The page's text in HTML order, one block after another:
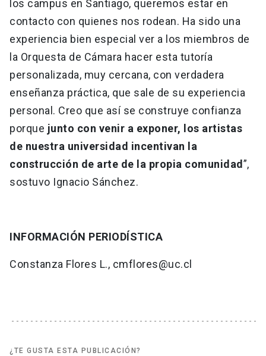
los campus en Santiago, queremos estar en
contacto con quienes nos rodean. Ha sido una
experiencia bien especial ver a los miembros de
la Orquesta de Cámara hacer esta tutoría
personalizada, muy cercana, con verdadera
enseñanza práctica, que sale de su experiencia
personal. Creo que así se construye confianza
porque junto con venir a exponer, los artistas
de nuestra universidad incentivan la
construcción de arte de la propia comunidad ”,
sostuvo Ignacio Sánchez.
INFORMACIÓN PERIODÍSTICA
Constanza Flores L., cmflores@uc.cl
¿TE GUSTA ESTA PUBLICACIÓN?